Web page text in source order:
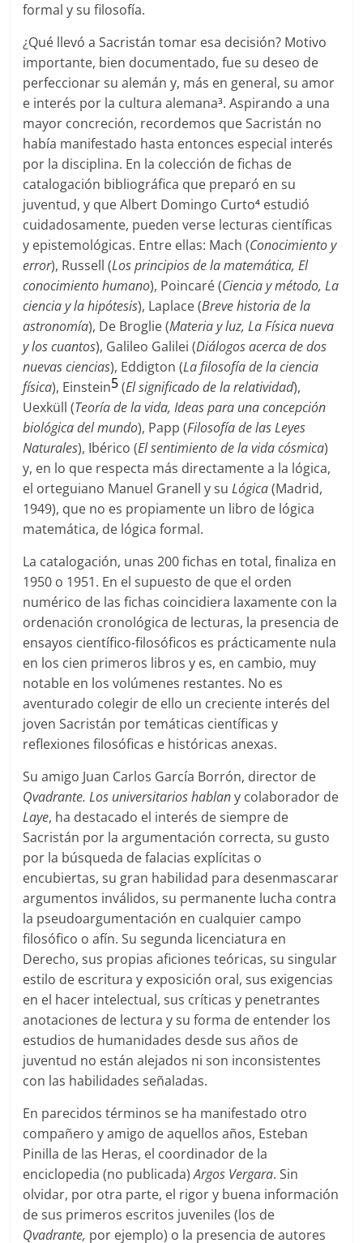
formal y su filosofía.
¿Qué llevó a Sacristán tomar esa decisión? Motivo
importante, bien documentado, fue su deseo de
perfeccionar su alemán y, más en general, su amor
e interés por la cultura alemana3. Aspirando a una
mayor concreción, recordemos que Sacristán no
había manifestado hasta entonces especial interés
por la disciplina. En la colección de fichas de
catalogación bibliográfica que preparó en su
juventud, y que Albert Domingo Curto4 estudió
cuidadosamente, pueden verse lecturas científicas
y epistemológicas. Entre ellas: Mach (Conocimiento y
error), Russell (Los principios de la matemática, El
conocimiento humano), Poincaré (Ciencia y método, La
ciencia y la hipótesis), Laplace (Breve historia de la
astronomía), De Broglie (Materia y luz, La Física nueva
y los cuantos), Galileo Galilei (Diálogos acerca de dos
nuevas ciencias), Eddigton (La filosofía de la ciencia
física), Einstein5(El significado de la relatividad),
Uexküll (Teoría de la vida, Ideas para una concepción
biológica del mundo), Papp (Filosofía de las Leyes
Naturales), Ibérico (El sentimiento de la vida cósmica)
y, en lo que respecta más directamente a la lógica,
el orteguiano Manuel Granell y suLógica(Madrid,
1949), que no es propiamente un libro de lógica
matemática, de lógica formal.
La catalogación, unas 200 fichas en total, finaliza en
1950 o 1951. En el supuesto de que el orden
numérico de las fichas coincidiera laxamente con la
ordenación cronológica de lecturas, la presencia de
ensayos científico-filosóficos es prácticamente nula
en los cien primeros libros y es, en cambio, muy
notable en los volúmenes restantes. No es
aventurado colegir de ello un creciente interés del
joven Sacristán por temáticas científicas y
reflexiones filosóficas e históricas anexas.
Su amigo Juan Carlos García Borrón, director de
Qvadrante. Los universitarios hablany colaborador de
Laye, ha destacado el interés de siempre de
Sacristán por la argumentación correcta, su gusto
por la búsqueda de falacias explícitas o
encubiertas, su gran habilidad para desenmascarar
argumentos inválidos, su permanente lucha contra
la pseudoargumentación en cualquier campo
filosófico o afín. Su segunda licenciatura en
Derecho, sus propias aficiones teóricas, su singular
estilo de escritura y exposición oral, sus exigencias
en el hacer intelectual, sus críticas y penetrantes
anotaciones de lectura y su forma de entender los
estudios de humanidades desde sus años de
juventud no están alejados ni son inconsistentes
con las habilidades señaladas.
En parecidos términos se ha manifestado otro
compañero y amigo de aquellos años, Esteban
Pinilla de las Heras, el coordinador de la
enciclopedia (no publicada)Argos Vergara. Sin
olvidar, por otra parte, el rigor y buena información
de sus primeros escritos juveniles (los de
Qvadrante, por ejemplo) o la presencia de autores